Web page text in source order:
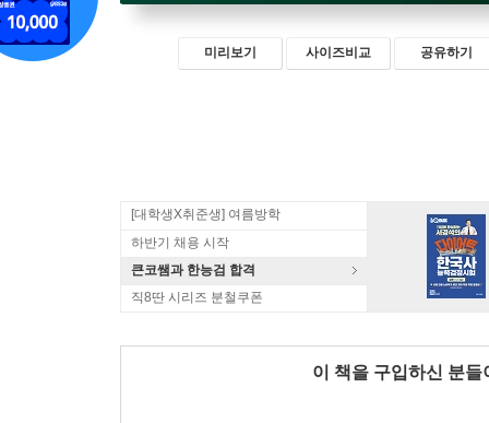
미리보기 사이즈비교 공유하기
[대학생X취준생] 여름방학
하반기 채용 시작
큰코쌤과 한능검 합격
직8딴 시리즈 분철쿠폰
이 책을 구입하신 분